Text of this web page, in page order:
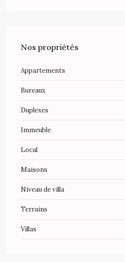
Nos propriétés
Appartements
Bureaux
Duplexes
Immeuble
Local
Maisons
Niveau de villa
Terrains
Villas